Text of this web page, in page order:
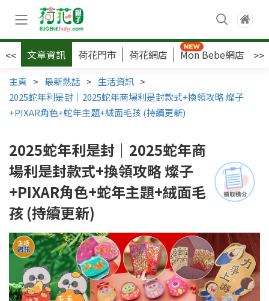
<< 文章資訊 荷花門市 荷花網店 Mon Bebe網店 >>
主頁 > 最新熱話 > 生活資訊 >
2025蛇年利是封｜2025蛇年商場利是封款式+換領攻略 燦子
+PIXAR角色+蛇年主題+絨面毛孩 (持續更新)
2025蛇年利是封｜2025蛇年商
場利是封款式+換領攻略 燦子
+PIXAR角色+蛇年主題+絨面毛
孩 (持續更新)